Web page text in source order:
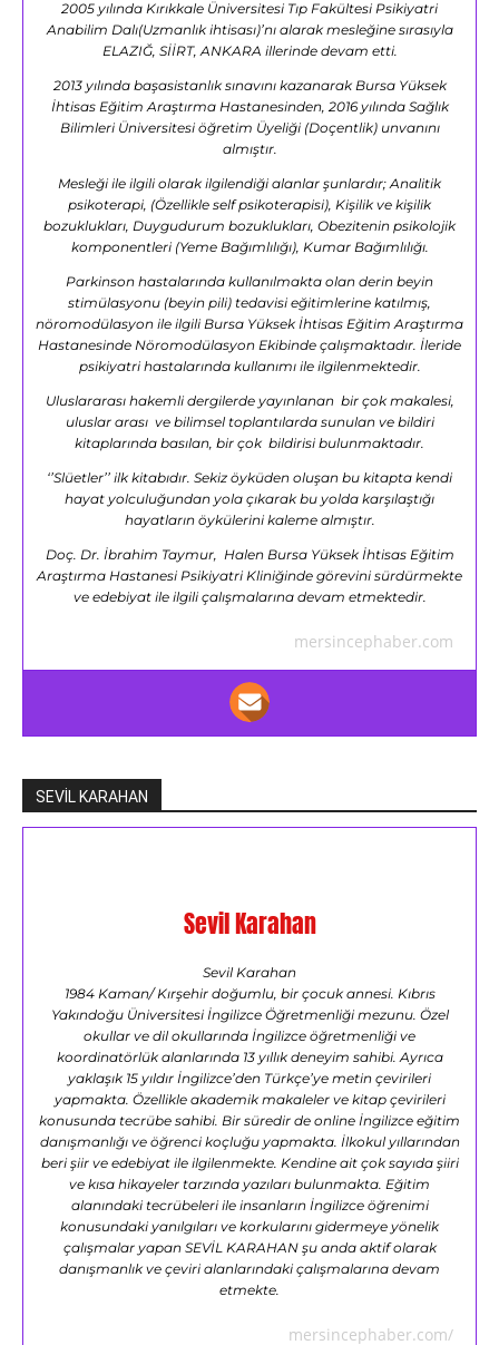
2005 yılında Kırıkkale Üniversitesi Tıp Fakültesi Psikiyatri
Anabilim Dalı(Uzmanlık ihtisası)’nı alarak mesleğine sırasıyla
ELAZIĞ, SİİRT, ANKARA illerinde devam etti.
2013 yılında başasistanlık sınavını kazanarak Bursa Yüksek
İhtisas Eğitim Araştırma Hastanesinden, 2016 yılında Sağlık
Bilimleri Üniversitesi öğretim Üyeliği (Doçentlik) unvanını
almıştır.
Mesleği ile ilgili olarak ilgilendiği alanlar şunlardır; Analitik
psikoterapi, (Özellikle self psikoterapisi), Kişilik ve kişilik
bozuklukları, Duygudurum bozuklukları, Obezitenin psikolojik
komponentleri (Yeme Bağımlılığı), Kumar Bağımlılığı.
Parkinson hastalarında kullanılmakta olan derin beyin
stimülasyonu (beyin pili) tedavisi eğitimlerine katılmış,
nöromodülasyon ile ilgili Bursa Yüksek İhtisas Eğitim Araştırma
Hastanesinde Nöromodülasyon Ekibinde çalışmaktadır. İleride
psikiyatri hastalarında kullanımı ile ilgilenmektedir.
Uluslararası hakemli dergilerde yayınlanan bir çok makalesi,
uluslar arası ve bilimsel toplantılarda sunulan ve bildiri
kitaplarında basılan, bir çok bildirisi bulunmaktadır.
‘’Slüetler’’ ilk kitabıdır. Sekiz öyküden oluşan bu kitapta kendi
hayat yolculuğundan yola çıkarak bu yolda karşılaştığı
hayatların öykülerini kaleme almıştır.
Doç. Dr. İbrahim Taymur, Halen Bursa Yüksek İhtisas Eğitim
Araştırma Hastanesi Psikiyatri Kliniğinde görevini sürdürmekte
ve edebiyat ile ilgili çalışmalarına devam etmektedir.
mersincephaber.com
SEVİL KARAHAN
Sevil Karahan
Sevil Karahan
1984 Kaman/ Kırşehir doğumlu, bir çocuk annesi. Kıbrıs
Yakındoğu Üniversitesi İngilizce Öğretmenliği mezunu. Özel
okullar ve dil okullarında İngilizce öğretmenliği ve
koordinatörlük alanlarında 13 yıllık deneyim sahibi. Ayrıca
yaklaşık 15 yıldır İngilizce’den Türkçe’ye metin çevirileri
yapmakta. Özellikle akademik makaleler ve kitap çevirileri
konusunda tecrübe sahibi. Bir süredir de online İngilizce eğitim
danışmanlığı ve öğrenci koçluğu yapmakta. İlkokul yıllarından
beri şiir ve edebiyat ile ilgilenmekte. Kendine ait çok sayıda şiiri
ve kısa hikayeler tarzında yazıları bulunmakta. Eğitim
alanındaki tecrübeleri ile insanların İngilizce öğrenimi
konusundaki yanılgıları ve korkularını gidermeye yönelik
çalışmalar yapan SEVİL KARAHAN şu anda aktif olarak
danışmanlık ve çeviri alanlarındaki çalışmalarına devam
etmekte.
mersincephaber.com/